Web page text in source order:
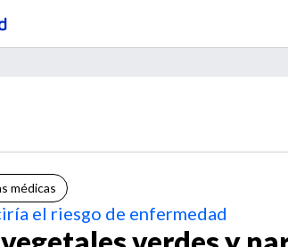
médicas
el riesgo de enfermedad